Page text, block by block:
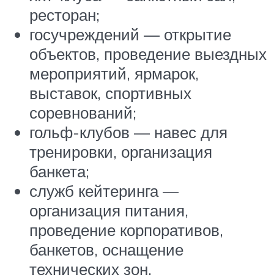
ресторан;
госучреждений — открытие
объектов, проведение выездных
мероприятий, ярмарок,
выставок, спортивных
соревнований;
гольф-клубов — навес для
тренировки, организация
банкета;
служб кейтеринга —
организация питания,
проведение корпоративов,
банкетов, оснащение
технических зон.